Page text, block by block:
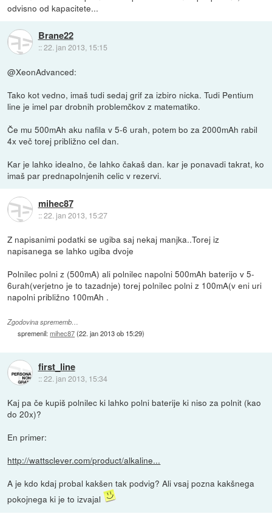
odvisno od kapacitete...
Brane22
::22. jan 2013, 15:15
@XeonAdvanced:
Tako kot vedno, imaš tudi sedaj grif za izbiro nicka. Tudi Pentium
line je imel par drobnih problemčkov z matematiko.
Če mu 500mAh aku nafila v 5-6 urah, potem bo za 2000mAh rabil
4x več torej približno cel dan.
Kar je lahko idealno, če lahko čakaš dan. kar je ponavadi takrat, ko
imaš par prednapolnjenih celic v rezervi.
mihec87
::22. jan 2013, 15:27
Z napisanimi podatki se ugiba saj nekaj manjka..Torej iz
napisanega se lahko ugiba dvoje
Polnilec polni z (500mA) ali polnilec napolni 500mAh baterijo v 5-
6urah(verjetno je to tazadnje) torej polnilec polni z 100mA(v eni uri
napolni približno 100mAh .
Zgodovina sprememb…
spremenil:mihec87(22. jan 2013 ob 15:29)
first_line
::22. jan 2013, 15:34
Kaj pa če kupiš polnilec ki lahko polni baterije ki niso za polnit (kao
do 20x)?
En primer:
http://wattsclever.com/product/alkaline...
A je kdo kdaj probal kakšen tak podvig? Ali vsaj pozna kakšnega
pokojnega ki je to izvajal